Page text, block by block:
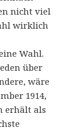
nicht viel
wirklich
Wahl.
über
wäre
1914,
erhält als